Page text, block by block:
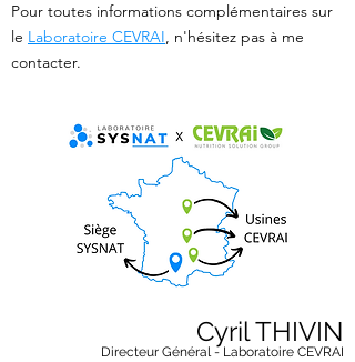
Pour toutes informations complémentaires sur
le Laboratoire CEVRAI, n'hésitez pas à me
contacter.
Cyril THIVIN
Directeur Général - Laboratoire CEVRAI